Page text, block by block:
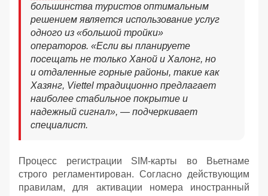
большинства туристов оптимальным
решением является использование услуг
одного из «большой тройки»
операторов. «Если вы планируете
посещать не только Ханой и Халонг, но
и отдаленные горные районы, такие как
Хазянг, Viettel традиционно предлагает
наиболее стабильное покрытие и
надежный сигнал», — подчеркивает
специалист.
Процесс регистрации SIM-карты во Вьетнаме
строго регламентирован. Согласно действующим
правилам, для активации номера иностранный